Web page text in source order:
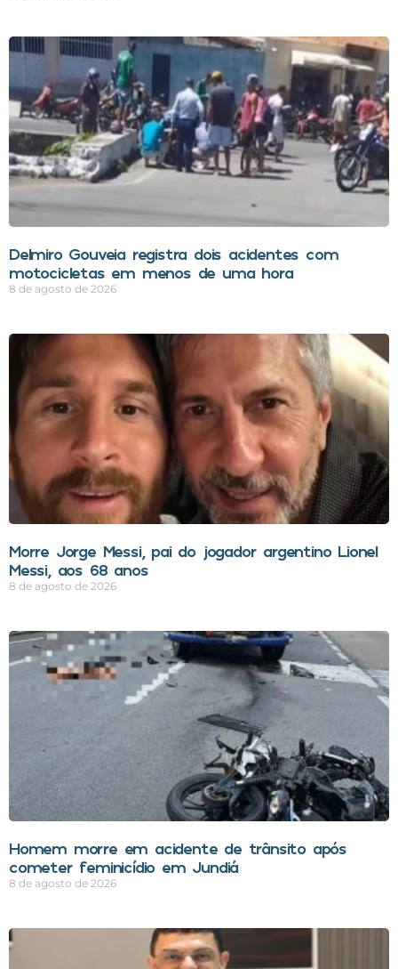
Delmiro Gouveia registra dois acidentes com
motocicletas em menos de uma hora
8 de agosto de 2026
Morre Jorge Messi, pai do jogador argentino Lionel
Messi, aos 68 anos
8 de agosto de 2026
Homem morre em acidente de trânsito após
cometer feminicídio em Jundiá
8 de agosto de 2026